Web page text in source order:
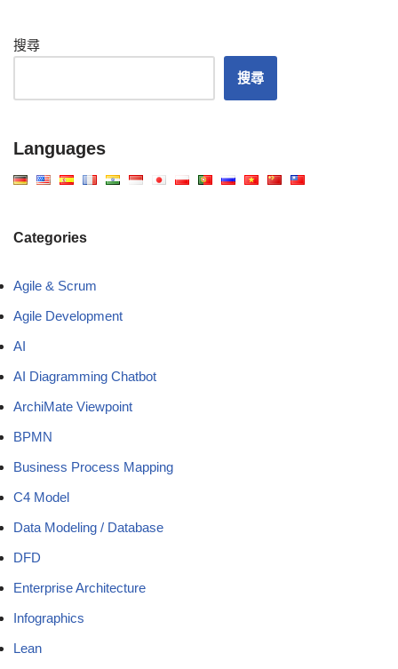
搜尋
搜尋
Languages
Categories
Agile & Scrum
Agile Development
AI
AI Diagramming Chatbot
ArchiMate Viewpoint
BPMN
Business Process Mapping
C4 Model
Data Modeling / Database
DFD
Enterprise Architecture
Infographics
Lean